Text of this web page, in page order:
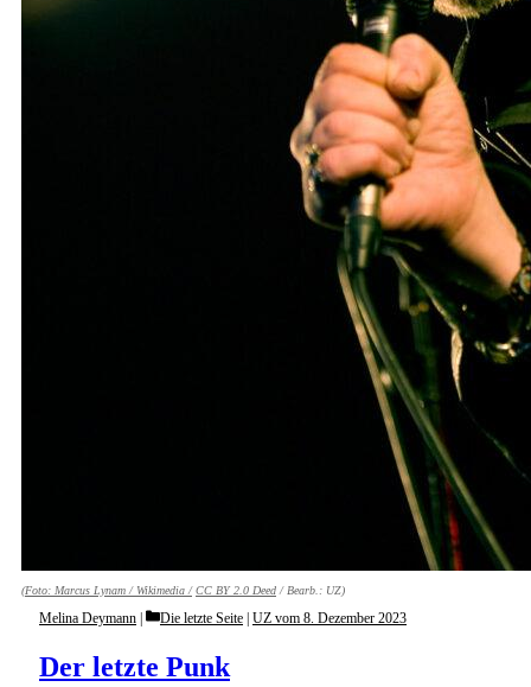
(Foto: Marcus Lynam / Wikimedia / CC BY 2.0 Deed / Bearb.: UZ)
Der letzte Punk
Melina Deymann Categories
Die letzte Seite UZ vom 8. Dezember 2023